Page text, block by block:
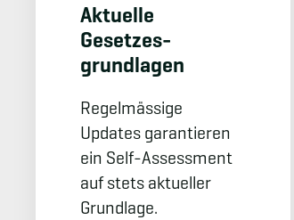
Aktuelle
Gesetzes­
grundlagen
Regelmässige
Updates garantieren
ein Self-Assessment
auf stets aktueller
Grundlage.